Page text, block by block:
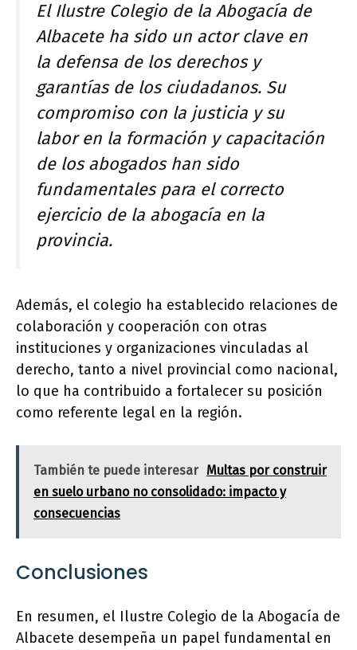
El Ilustre Colegio de la Abogacía de
Albacete ha sido un actor clave en
la defensa de los derechos y
garantías de los ciudadanos. Su
compromiso con la justicia y su
labor en la formación y capacitación
de los abogados han sido
fundamentales para el correcto
ejercicio de la abogacía en la
provincia.
Además, el colegio ha establecido relaciones de
colaboración y cooperación con otras
instituciones y organizaciones vinculadas al
derecho, tanto a nivel provincial como nacional,
lo que ha contribuido a fortalecer su posición
como referente legal en la región.
También te puede interesar Multas por construir
en suelo urbano no consolidado: impacto y
consecuencias
Conclusiones
En resumen, el Ilustre Colegio de la Abogacía de
Albacete desempeña un papel fundamental en